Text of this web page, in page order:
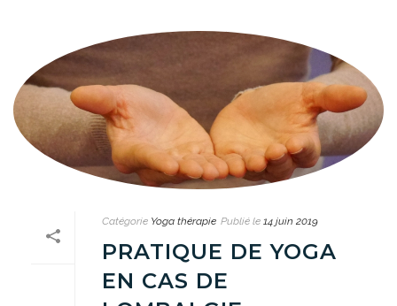
Catégorie Yoga thérapie Publié le 14 juin 2019
PRATIQUE DE YOGA
EN CAS DE